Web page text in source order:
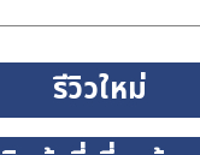
รีวิวใหม่